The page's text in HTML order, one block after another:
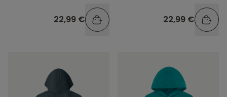
22,99 € 22,99 €